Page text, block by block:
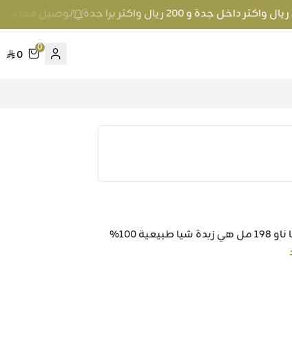
توصيل مجاني عند الطلب بمبلغ 100 ريال
0
0
اسم المنتج:زبدة الشيا ناو 198 مل وصف المنتج: زبدة الشيا ناو 198 مل هي زبدة شيا طبيعية 100%